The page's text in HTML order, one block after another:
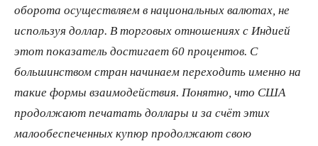
оборота осуществляем в национальных валютах, не
используя доллар. В торговых отношениях с Индией
этот показатель достигает 60 процентов. С
большинством стран начинаем переходить именно на
такие формы взаимодействия. Понятно, что США
продолжают печатать доллары и за счёт этих
малообеспеченных купюр продолжают свою